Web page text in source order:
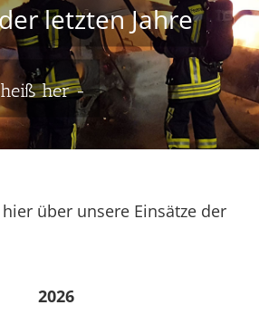
letzten Jahre
her -
über unsere Einsätze der
2026